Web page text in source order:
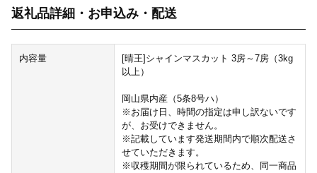
返礼品詳細・お申込み・配送
内容量
[晴王]シャインマスカット 3房～7房（3kg
以上）
岡山県内産（5条8号ハ）
※お届け日、時間の指定は申し訳ないです
が、お受けできません。
※記載しています発送期間内で順次配送さ
せていただきます。
※収穫期間が限られているため、同一商品